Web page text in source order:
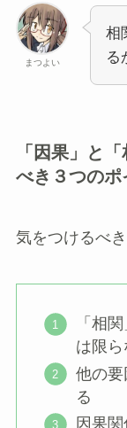
まつよい
相
る
「因果」と
べき３つのポ
気をつけるべ
「相
は限ら
他の
る
因果